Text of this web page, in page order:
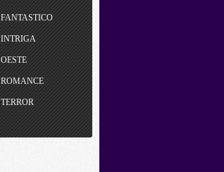
FANTASTICO
INTRIGA
OESTE
ROMANCE
TERROR